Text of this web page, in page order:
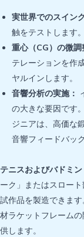
実世界でのスイン
触をテストします。
重心（CG）の微調
テレーションを作
ヤルインします。
音響分析の実施：
の大きな要因です
ジニアは、高価な
音響フィードバッ
テニスおよびバドミ
ーク」またはスロー
試作品を製造できま
材ラケットフレーム
供します。